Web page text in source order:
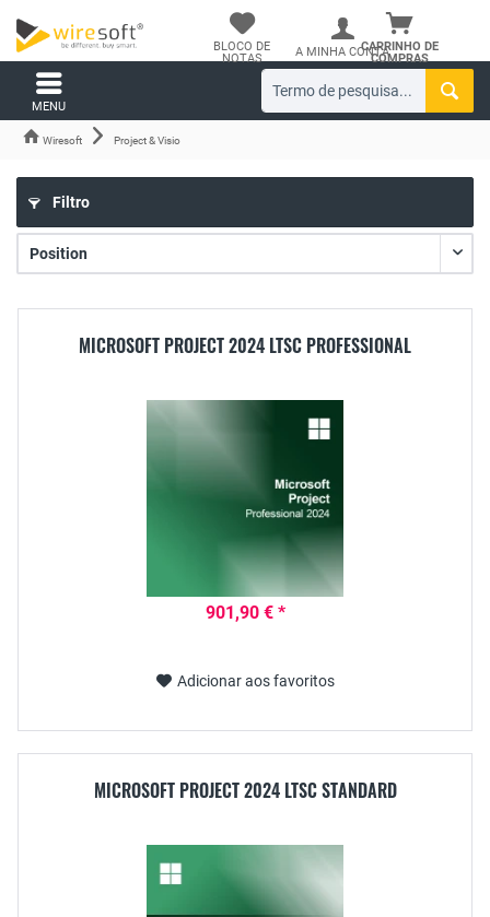
CARRINHO DE
COMPRAS
BLOCO DE
NOTAS
A MINHA CONTA
MENU
Wiresoft Project & Visio
Filtro
MICROSOFT PROJECT 2024 LTSC PROFESSIONAL
901,90 € *
Adicionar aos favoritos
MICROSOFT PROJECT 2024 LTSC STANDARD